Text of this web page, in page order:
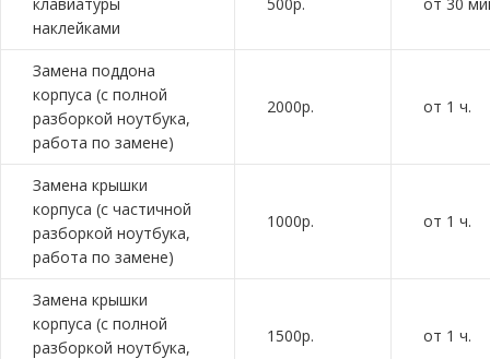
наклейками
Замена поддона
корпуса (с полной
разборкой ноутбука,
работа по замене)
2000р. от 1 ч.
Замена крышки
корпуса (с частичной
разборкой ноутбука,
работа по замене)
1000р. от 1 ч.
Замена крышки
корпуса (с полной
разборкой ноутбука,
1500р. от 1 ч.